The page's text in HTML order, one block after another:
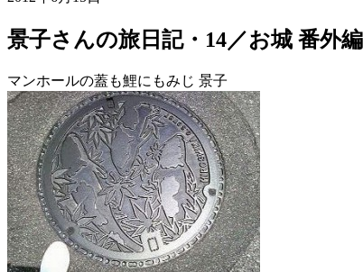
景子さんの旅日記・14／お城 番外編
マンホールの蓋も鯉にもみじ 景子